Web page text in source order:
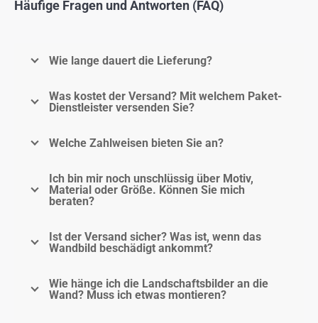
Häufige Fragen und Antworten (FAQ)
Wie lange dauert die Lieferung?
Was kostet der Versand? Mit welchem Paket-
Dienstleister versenden Sie?
Welche Zahlweisen bieten Sie an?
Ich bin mir noch unschlüssig über Motiv,
Material oder Größe. Können Sie mich
beraten?
Ist der Versand sicher? Was ist, wenn das
Wandbild beschädigt ankommt?
Wie hänge ich die Landschaftsbilder an die
Wand? Muss ich etwas montieren?